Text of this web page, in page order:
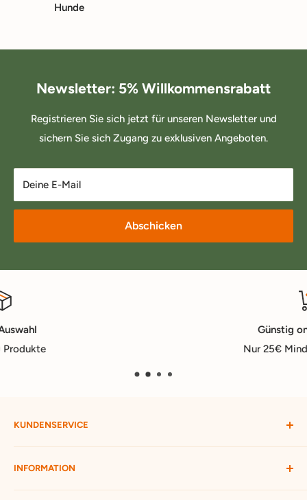
Hunde
Newsletter: 5% Willkommensrabatt
Registrieren Sie sich jetzt für unseren Newsletter und
sichern Sie sich Zugang zu exklusiven Angeboten.
Deine E-Mail
Abschicken
Nur 25€ Mindestbestellwert
KUNDENSERVICE
Mein Konto
Widerruf starten
Bestellung verfolgen
INFORMATION
Versandbedingungen